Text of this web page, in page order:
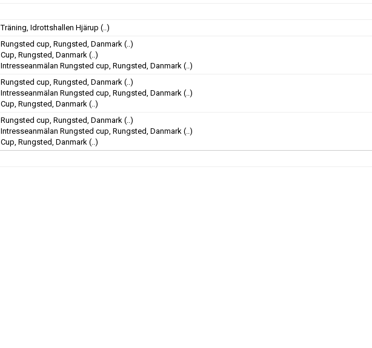
Träning, Idrottshallen Hjärup (..)
Rungsted cup, Rungsted, Danmark (..)
Cup, Rungsted, Danmark (..)
Intresseanmälan Rungsted cup, Rungsted, Danmark (..)
Rungsted cup, Rungsted, Danmark (..)
Intresseanmälan Rungsted cup, Rungsted, Danmark (..)
Cup, Rungsted, Danmark (..)
Rungsted cup, Rungsted, Danmark (..)
Intresseanmälan Rungsted cup, Rungsted, Danmark (..)
Cup, Rungsted, Danmark (..)